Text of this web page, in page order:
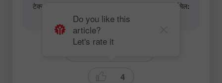
टेक्स्ट और वीडियो विश्लेषणात्मक सामग्री के लेखकों के लिए ईमेल:
content-authors@instaforex.com
4
Do you like this
article?
Let's rate it